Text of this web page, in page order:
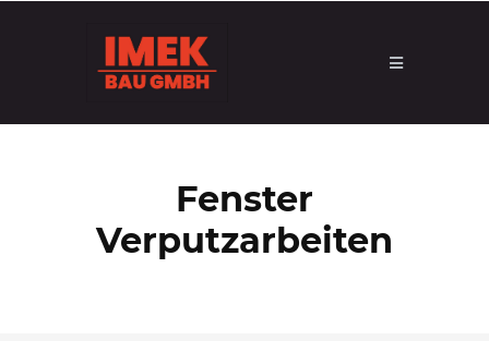
Fenster
Verputzarbeiten